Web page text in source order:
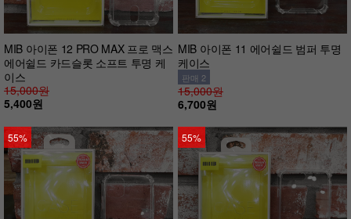
MIB 아이폰 12 PRO MAX 프로 맥스
에어쉴드 카드슬롯 소프트 투명 케
이스
15,000원
5,400원
MIB 아이폰 11 에어쉴드 범퍼 투명
케이스
판매 2
15,000원
6,700원
55% 55%